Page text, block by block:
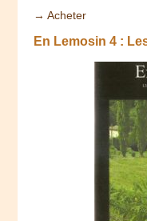
→ Acheter
En Lemosin 4 :